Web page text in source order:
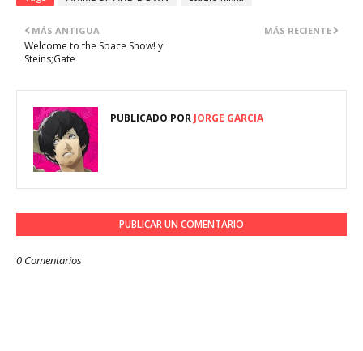
MÁS RECIENTE
MÁS ANTIGUA
Welcome to the Space Show! y
Steins;Gate
PUBLICADO POR JORGE GARCÍA
PUBLICAR UN COMENTARIO
0 Comentarios